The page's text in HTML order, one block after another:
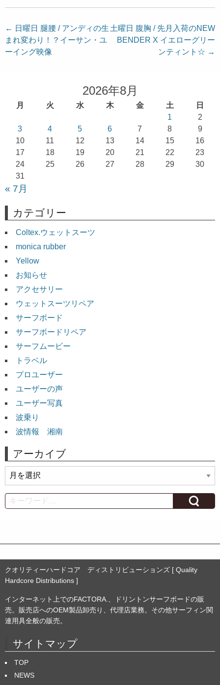
投
稿
← 日曜日 腿腰 / アンディの生
まれ変わり！？イーサン・ユ
ーイング映像
土曜日 腹胸 / 先月入荷のNEW
BENDER X イエローグリー
ンティント☆ →
2026年8月
月 火 水 木 金 土
日
1
2
3
4 5 6 7 8
9
10
11 12 13 14 15
16
17
18 19 20 21 22
23
24
25 26 27 28 29
30
31
« 7月
カテゴリー
Coltex.ウェットスーツ
monica rubber
Yellow
お知らせ
アクセサリー
ウェットスーツリペア
サーフボード
サーフボードリペア
サーフムービー
トラベル
プロユーザー
ユーザーの声
ユーザー写真
波乗り
波情報 湘南
アーカイブ
ー
カ
イ
Search
クオリティーハードコア ディストリビューションズ [ Quality
Hardcore Distributions ]
インターネット上でのFACTORA.、ドリントンサーフボードの販
売。販売店へのOEM製品卸売り、代理店業務。その他サーフィン関
連用具全般の販売。
サイトマップ
TOP
NEWS